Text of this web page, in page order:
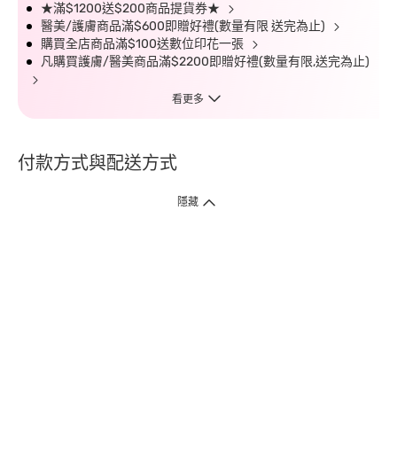
★滿$1200送$200商品提貨券★
醫美/護膚商品滿$600即贈好禮(數量有限 送完為止)
購買全店商品滿$100送數位印花一張
凡購買護膚/醫美商品滿$2200即贈好禮(數量有限,送完為止)
看更多
付款方式與配送方式
隱藏